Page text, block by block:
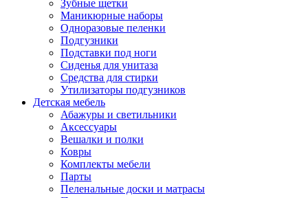
Зубные щетки
Маникюрные наборы
Одноразовые пеленки
Подгузники
Подставки под ноги
Сиденья для унитаза
Средства для стирки
Утилизаторы подгузников
Детская мебель
Абажуры и светильники
Аксессуары
Вешалки и полки
Ковры
Комплекты мебели
Парты
Пеленальные доски и матрасы